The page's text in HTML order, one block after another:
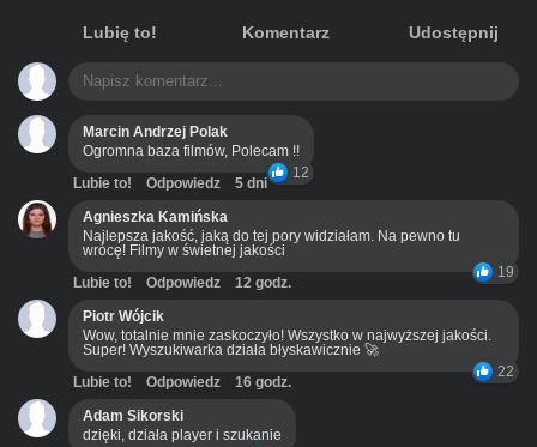
Lubię to! Komentarz Udostępnij
Marcin Andrzej Polak
Ogromna baza filmów, Polecam !!
12
Lubie to! Odpowiedz
5 dni
Agnieszka Kamińska
Najlepsza jakość, jaką do tej pory widziałam. Na pewno tu
wrócę! Filmy w świetnej jakości
19
Lubie to! Odpowiedz
12 godz.
Piotr Wójcik
Wow, totalnie mnie zaskoczyło! Wszystko w najwyższej jakości.
Super! Wyszukiwarka działa błyskawicznie 🚀
22
Lubie to! Odpowiedz
16 godz.
Adam Sikorski
dzięki, działa player i szukanie